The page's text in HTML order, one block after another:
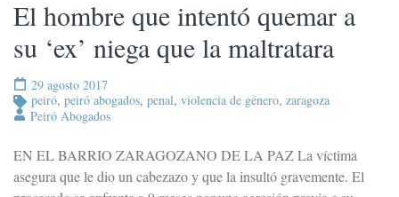
El hombre que intentó quemar a
su ‘ex’ niega que la maltratara
29 agosto 2017
peiró, peiró abogados, penal, violencia de género, zaragoza
Peiró Abogados
EN EL BARRIO ZARAGOZANO DE LA PAZ La víctima
asegura que le dio un cabezazo y que la insultó gravemente. El